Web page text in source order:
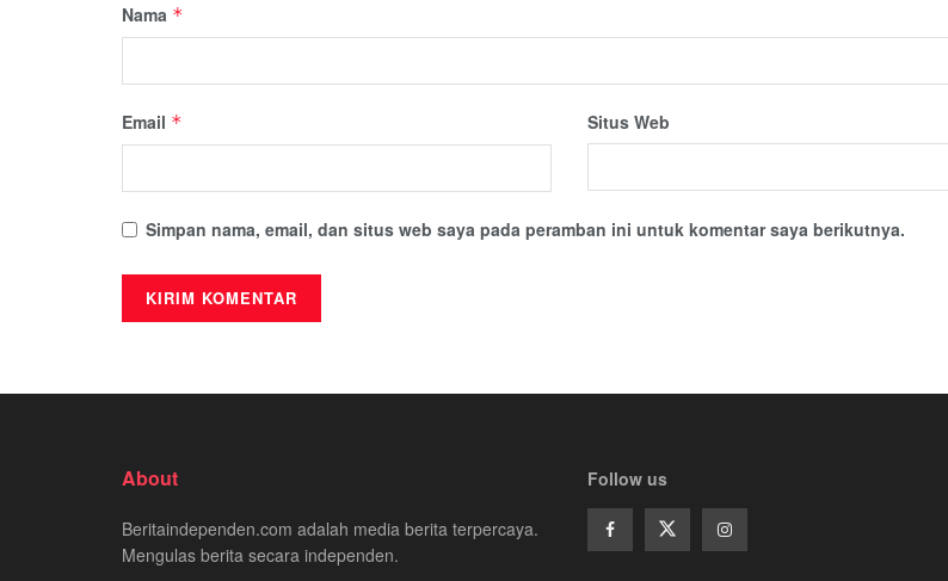
Nama *
Email * Situs Web
Simpan nama, email, dan situs web saya pada peramban ini untuk komentar saya berikutnya.
About
Beritaindependen.com adalah media berita terpercaya.
Mengulas berita secara independen.
Follow us